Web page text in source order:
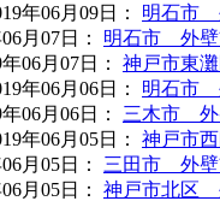
年06月09日 ：
明石市
月07日 ：
明石市 外壁
06月07日 ：
神戸市東
年06月06日 ：
明石市
06月06日 ：
三木市 外
年06月05日 ：
神戸市
月05日 ：
三田市 外壁
月05日 ：
神戸市北区